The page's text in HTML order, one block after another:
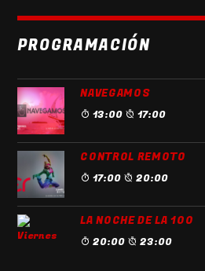
PROGRAMACIÓN
NAVEGAMOS
13:00 17:00
CONTROL REMOTO
17:00 20:00
LA NOCHE DE LA 100
20:00 23:00